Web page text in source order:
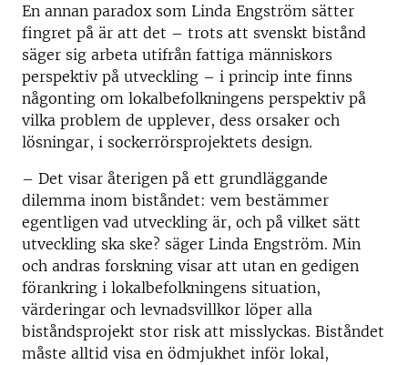
En annan paradox som Linda Engström sätter
fingret på är att det – trots att svenskt bistånd
säger sig arbeta utifrån fattiga människors
perspektiv på utveckling – i princip inte finns
någonting om lokalbefolkningens perspektiv på
vilka problem de upplever, dess orsaker och
lösningar, i sockerrörsprojektets design.
– Det visar återigen på ett grundläggande
dilemma inom biståndet: vem bestämmer
egentligen vad utveckling är, och på vilket sätt
utveckling ska ske? säger Linda Engström. Min
och andras forskning visar att utan en gedigen
förankring i lokalbefolkningens situation,
värderingar och levnadsvillkor löper alla
biståndsprojekt stor risk att misslyckas. Biståndet
måste alltid visa en ödmjukhet inför lokal,